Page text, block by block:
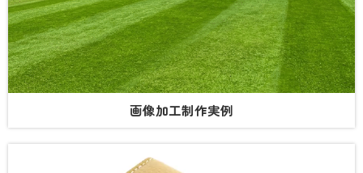
画像加工制作実例